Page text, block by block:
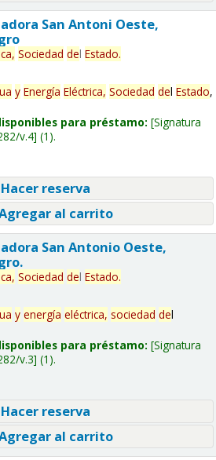
San Antoni Oeste,
Sociedad del Estado.
y Energía Eléctrica, Sociedad del Estado,
para préstamo: Signatura
v.4 (1).
reserva
al carrito
San Antonio Oeste,
Sociedad del Estado.
y energía eléctrica, sociedad del
para préstamo: Signatura
v.3 (1).
reserva
al carrito